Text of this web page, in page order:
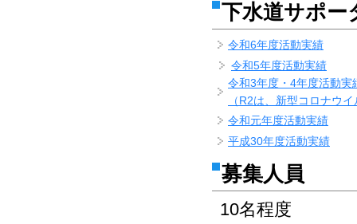
下水道サポー
令和6年度活動実績
令和5年度活動実績
令和3年度・4年度活動実
（R2は、新型コロナウ
令和元年度活動実績
平成30年度活動実績
募集人員
10名程度